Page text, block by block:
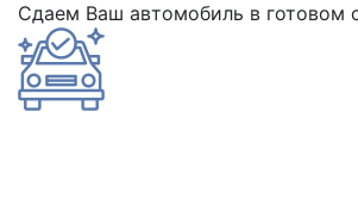
Сдаем Ваш автомобиль в готовом